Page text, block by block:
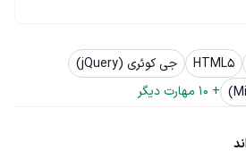
HTML5
جی کوئری (jQuery)
+
10 مهارت دیگر